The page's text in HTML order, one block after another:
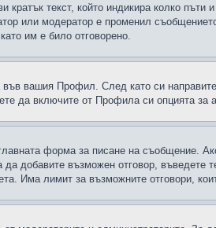
текст, който индикира колко
или модератор е променил
им е било отговорено.
вашия Профил. След като си
да включите от Профила си опцията за
форма за писане на съобщение.
добавите възможен отговор, въведете
Има лимит за възможните отговори,